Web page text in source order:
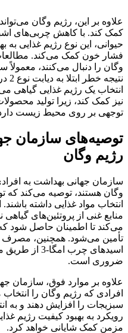
علاوه بر این، رژیم وگان
کمک کند. با کاهش چربی‌های
حیوانی، این نوع رژیم غذایی
فشار خون کمک می‌کند.
وگان را دنبال می‌کنند، معمولاً
انتخاب یک رژیم غذایی گیاهی
نیز کمک کند، زیرا تولید
توجهی بر روی محیط زیست
توصیه‌های سازمان
رژیم وگان
سازمان جهانی بهداشت به
وگان هستند، توصیه می‌کند که
انتخاب مواد غذایی داشته
منابع غنی از پروتئین‌های گیاهی
می‌کند تا اطمینان حاصل شود
اسیدهای چرب
ضروری است.
علاوه بر موارد فوق، سازمان
افرادی که رژیم وگان را
سبزیجات را افزایش دهند و به
رویکرد به بهبود کیفیت رژیم
مزمن کمک شایانی خواهد کرد.